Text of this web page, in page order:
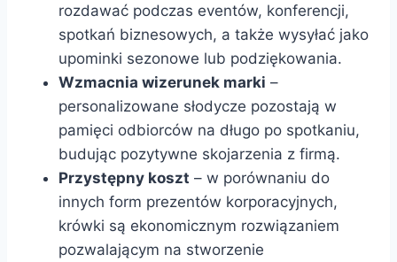
rozdawać podczas eventów, konferencji,
spotkań biznesowych, a także wysyłać jako
upominki sezonowe lub podziękowania.
Wzmacnia wizerunek marki –
personalizowane słodycze pozostają w
pamięci odbiorców na długo po spotkaniu,
budując pozytywne skojarzenia z firmą.
Przystępny koszt – w porównaniu do
innych form prezentów korporacyjnych,
krówki są ekonomicznym rozwiązaniem
pozwalającym na stworzenie